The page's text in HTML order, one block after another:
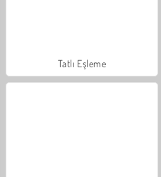
Tatlı Eşleme